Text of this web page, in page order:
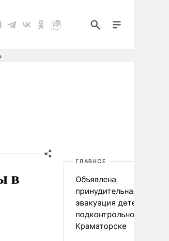
в
ГЛАВНОЕ
Объявлена
принудительная
эвакуация детей в
подконтрольном Киеву
Краматорске